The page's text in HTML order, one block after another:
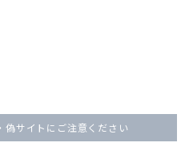
偽サイトにご注意ください